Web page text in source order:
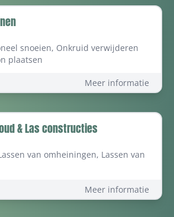
snoeien, Onkruid verwijderen
plaatsen
Meer informatie
& Las constructies
van omheiningen, Lassen van
Meer informatie